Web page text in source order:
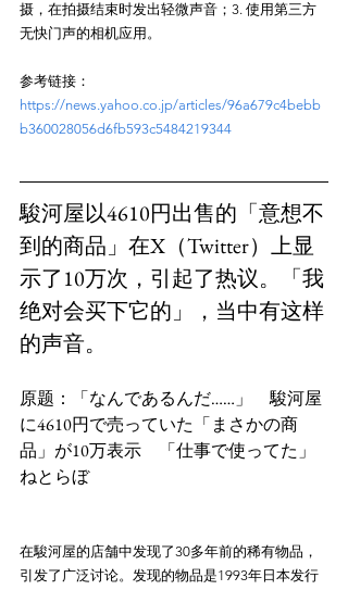
摄，在拍摄结束时发出轻微声音；3. 使用第三方
参考链接：
https://news.yahoo.co.jp/articles/96a679c4bebb
b360028056d6fb593c5484219344
駿河屋以4610円出售的「意想不
到的商品」在X（Twitter）上显
示了10万次，引起了热议。「我
绝对会买下它的」，当中有这样
的声音。
原题：「なんであるんだ……」　駿河屋
に4610円で売っていた「まさかの商
品」が10万表示　「仕事で使ってた」
在駿河屋的店舗中发现了30多年前的稀有物品，
引发了广泛讨论。发现的物品是1993年日本发行